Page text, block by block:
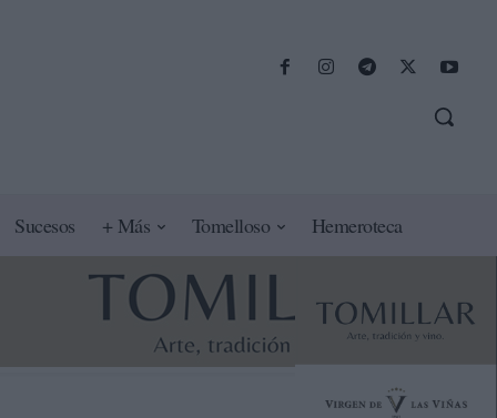
Sucesos + Más Tomelloso Hemeroteca